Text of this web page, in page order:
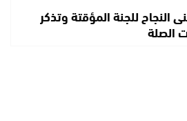
النجاح للجنة المؤقتة وتذكر
الصلة